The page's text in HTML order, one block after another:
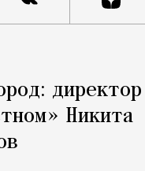
Никита